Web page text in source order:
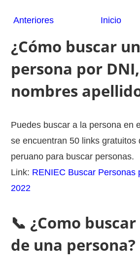
Anteriores Inicio
¿Cómo buscar
persona por DNI,
nombres
Puedes buscar a la persona en
se encuentran 50 links gratuitos
peruano para buscar personas.
Link: RENIEC Buscar Personas
2022
📞 ¿Como
de una persona?